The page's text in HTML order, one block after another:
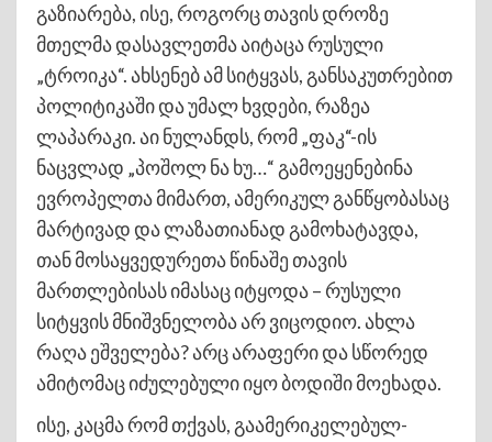
გაზიარება, ისე, როგორც თავის დროზე
მთელმა დასავლეთმა აიტაცა რუსული
„ტროიკა“. ახსენებ ამ სიტყვას, განსაკუთრებით
პოლიტიკაში და უმალ ხვდები, რაზეა
ლაპარაკი. აი ნულანდს, რომ „ფაკ“-ის
ნაცვლად „პოშოლ ნა ხუ…“ გამოეყენებინა
ევროპელთა მიმართ, ამერიკულ განწყობასაც
მარტივად და ლაზათიანად გამოხატავდა,
თან მოსაყვედურეთა წინაშე თავის
მართლებისას იმასაც იტყოდა – რუსული
სიტყვის მნიშვნელობა არ ვიცოდიო. ახლა
რაღა ეშველება? არც არაფერი და სწორედ
ამიტომაც იძულებული იყო ბოდიში მოეხადა.
ისე, კაცმა რომ თქვას, გაამერიკელებულ-